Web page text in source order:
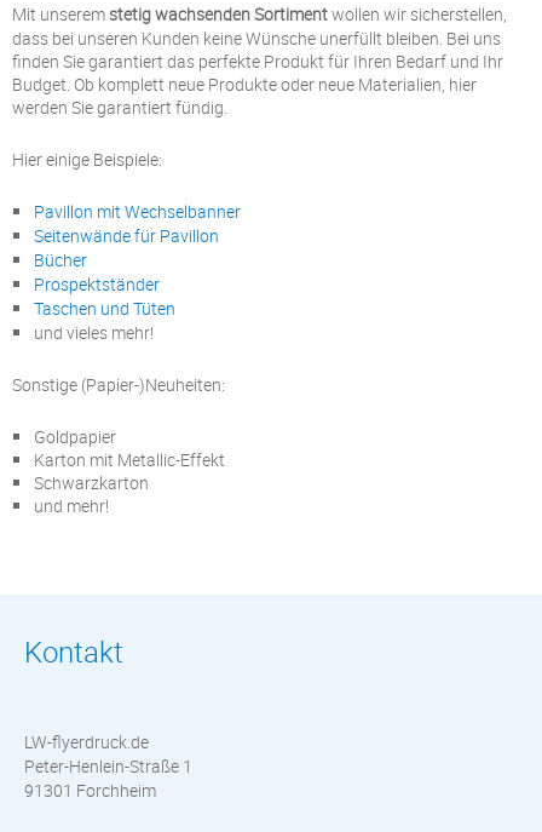
Mit unserem stetig wachsenden Sortimentwollen wir sicherstellen,
dass bei unseren Kunden keine Wünsche unerfüllt bleiben. Bei uns
finden Sie garantiert das perfekte Produkt für Ihren Bedarf und Ihr
Budget. Ob komplett neue Produkte oder neue Materialien, hier
werden Sie garantiert fündig.
Hier einige Beispiele:
Pavillon mit Wechselbanner
Seitenwände für Pavillon
Bücher
Prospektständer
Taschen und Tüten
und vieles mehr!
Sonstige (Papier-)Neuheiten:
Goldpapier
Karton mit Metallic-Effekt
Schwarzkarton
und mehr!
Kontakt
LW-flyerdruck.de
Peter-Henlein-Straße 1
91301 Forchheim